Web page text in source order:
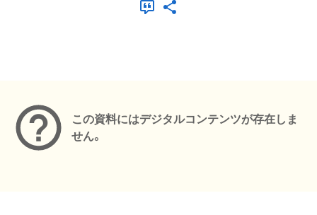
この資料にはデジタルコンテンツが存在しま
せん。